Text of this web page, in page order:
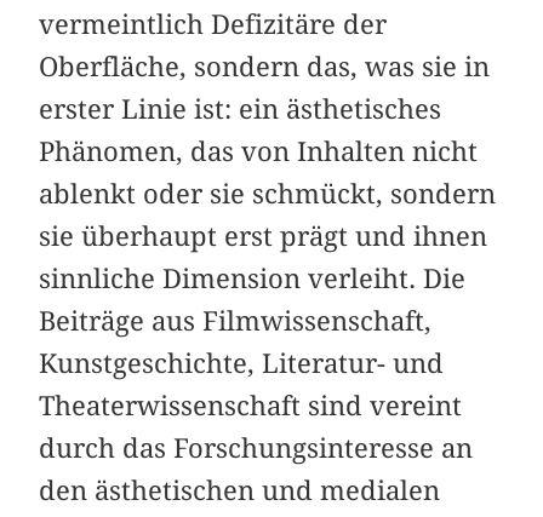
vermeintlich Defizitäre der
Oberfläche, sondern das, was sie in
erster Linie ist: ein ästhetisches
Phänomen, das von Inhalten nicht
ablenkt oder sie schmückt, sondern
sie überhaupt erst prägt und ihnen
sinnliche Dimension verleiht. Die
Beiträge aus Filmwissenschaft,
Kunstgeschichte, Literatur- und
Theaterwissenschaft sind vereint
durch das Forschungsinteresse an
den ästhetischen und medialen